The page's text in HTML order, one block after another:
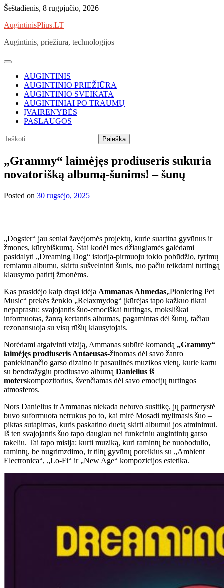
Skip
content
Šeštadienis, 8 rugpjūčio, 2026
AugintinisPlius.LT
Augintinis, priežiūra, technologijos
AUGINTINIS
AUGINTINIO PRIEŽIŪRA
AUGINTINIO SVEIKATA
AUGINTINIAI PO TRAUMŲ
ĮVAIRENYBĖS
PASLAUGOS
Ieškoti:
„Grammy“ laimėjęs prodiuseris sukuria
novatorišką albumą-šunims! – šunų
Posted on 30 rugsėjo, 2025
„Dogster“ jau seniai žavėjomės projektų, kurie suartina gyvūnus ir
žmones, kūrybiškumą. Štai kodėl mes džiaugiamės galėdami
pasidalyti „Dreaming Dog“ istorija-pirmuoju tokio pobūdžio, tyrimų
remiamu albumu, skirtu sušvelninti šunis, tuo pačiu teikdami turtingą
klausymo patirtį žmonėms.
Kas prasidėjo kaip drąsi idėja Ammanas Ahmedas„Pioniering Pet
Music“ prekės ženklo „Relaxmydog“ įkūrėjas tapo kažkuo tikrai
nepaprastu: svajojantis šuo-emociškai turtingas, moksliškai
informuotas, žanrą kertantis albumas, pagamintas dėl šunų, tačiau
rezonansuoja su visų rūšių klausytojais.
Norėdami atgaivinti viziją, Ammanas subūrė komandą „Grammy“
laimėjęs prodiuseris Antaeusas-žinomas dėl savo žanro
paniekinančio garso dizaino ir pasaulinės muzikos vietų, kurie kartu
su bendražygiu prodiusavo albumą Danielius iš
moterskompozitorius, švenčiamas dėl savo emocijų turtingos
atmosferos.
Nors Danielius ir Ammanas niekada nebuvo susitikę, jų partnerystė
buvo suformuota netrukus po to, kai mirė Mosadi mylimasis šuo –
piktas sutapimas, kuris paskatino duetą skirti albumui jos atminimui.
Iš ten svajojantis šuo tapo daugiau nei funkciniu augintinių garso
takeliu. Tai tapo misija: kurti muziką, kuri ramintų be nuobodulio,
ramintų, be nugrimzdimo, ir tiltų gyvūnų poreikius su „Ambient
Electronica“, „Lo-Fi“ ir „New Age“ kompozicijos estetika.